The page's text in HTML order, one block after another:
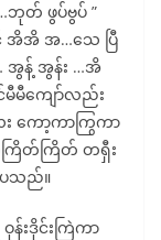
ဘုတ် ဖွပ်ဗွပ် ”
အိအိ အ…သေ ပြီ
အွန့် အွန်း …အိ
မီမီကျော်လည်း
ကော့ကာကြွကာ
ြိတ်ကြိတ် တရှီး
သည်။
းဒိုင်းကြဲကာ